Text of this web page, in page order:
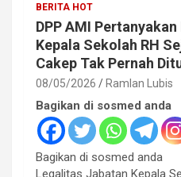
BERITA HOT
DPP AMI
Kepala Sekolah RH
Cakep Tak Pernah
08/05/2026 Ramlan Lubis
Bagikan di sosmed anda
Bagikan di sosmed anda
Legalitas Jabatan Kepala